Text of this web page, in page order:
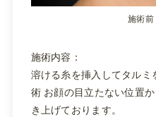
施術前
施術内容：
溶ける糸を挿入してタル
術 お顔の目立たない位置
き上げております。